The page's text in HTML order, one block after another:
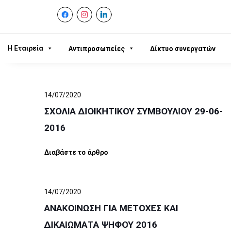
facebookinstagram
linkedin
Η Εταιρεία Αντιπροσωπείες Δίκτυο συνεργατών
14/07/2020
ΣΧΟΛΙΑ ΔΙΟΙΚΗΤΙΚΟΥ ΣΥΜΒΟΥΛΙΟΥ 29-06-
2016
Διαβάστε το άρθρο
14/07/2020
ΑΝΑΚΟΙΝΩΣΗ ΓΙΑ ΜΕΤΟΧΕΣ ΚΑΙ
ΔΙΚΑΙΩΜΑΤΑ ΨΗΦΟΥ 2016